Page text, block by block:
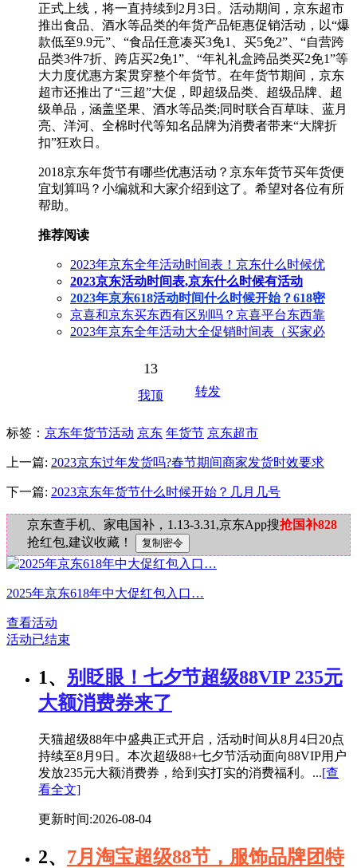
正式上线，将一直持续到2月3日。活动期间，京东超市
推出食品、酒水等品类的年货产品钜惠促销活动，以“爆
款低至9.9元”、“食品任意凑买3免1、买5免2”、“自营跨
品类3件7折、跨店买2免1”、“年礼礼盒跨品类买2免1”等
大力度优惠方案贯穿整个年货节。在年货节期间，京东
超市还推出了“三超”大促，即超级品类、超级品牌、超
级单品，涵盖坚果、酒水等品类;同时联合百草味、蓝月
亮、洋河、全棉时代等知名品牌为消费者带来“大牌折
扣”狂欢日。
2018京东年货节有哪些优惠活动？京东年货节买年货便
宜划算吗？小编就和大家介绍到这了。希望对各位有所
帮助。
推荐阅读
2023年京东全年活动时间表！京东什么时候优
2023京东活动时间表,京东什么时候有活动
2023年京东618活动时间什么时候开始？618密
京喜和京东买东西有区别吗？京喜平台东西靠
2023年京东全年活动大全促销时间表（买家必
13
我顶 转发
标签 ： 京东年货节活动 京东 年货节 京东超市
上一篇: 2023京东过年发货吗?春节期间商家发货时效要求
下一篇: 2023京东年货节什么时候开始？几月几号
京东查手机、家电国补，1.13-3.31,京东App搜抢国补828
抢红包,建议收藏！
2025年京东618年中大促红包入口…
查看活动
活动已结束
1、 别眨眼！七夕节超级88VIP 235元
大额消费券来了
天猫超级88年中盛典正式开启，活动时间从8月4日20点
持续至8月9日。本次超级88+七夕节活动面向88VIP用户
发放235元大额消费券，给到实打实的消费福利。...[查
看全文]
更新时间:2026-08-04
2、 7月淘宝超级88节，服饰品牌团特